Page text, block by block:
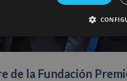
la Fundación